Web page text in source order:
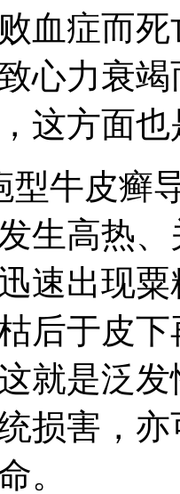
血症而
心力衰
这方面
型牛皮癣
生高热
速出现
后于皮
就是泛
损害，
。